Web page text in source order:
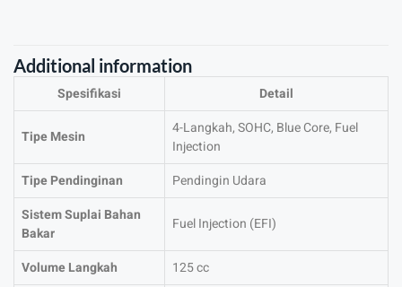
Additional information
Spesifikasi Detail
Tipe Mesin
4-Langkah, SOHC, Blue Core, Fuel
Injection
Tipe Pendinginan
Pendingin Udara
Sistem Suplai Bahan
Bakar
Fuel Injection (EFI)
Volume Langkah
125 cc